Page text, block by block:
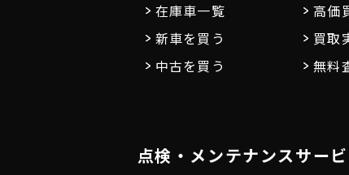
在庫車一覧
新車を買う
中古を買う
高価
買取
無料
点検・メンテナンスサー